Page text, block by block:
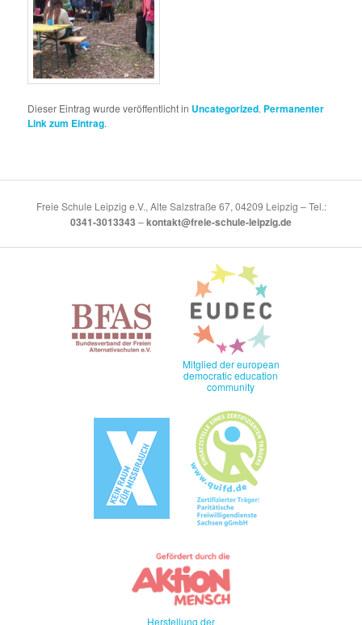
Dieser Eintrag wurde veröffentlicht in Uncategorized. Permanenter
Link zum Eintrag.
Freie Schule Leipzig e.V., Alte Salzstraße 67, 04209 Leipzig – Tel.:
0341-3013343 –kontakt@freie-schule-leipzig.de
Mitglied der european
democratic education
community
Herstellung der